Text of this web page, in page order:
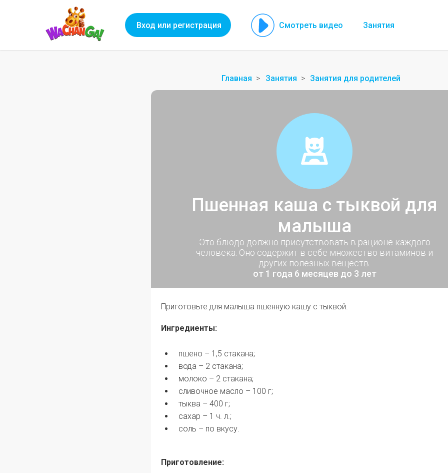
Вход или регистрация Смотреть видео Занятия
Главная Занятия Занятия для родителей
Пшенная каша с тыквой для
малыша
Это блюдо должно присутствовать в рационе каждого
человека. Оно содержит в себе множество витаминов и
других полезных веществ.
от 1 года 6 месяцев до 3 лет
Приготовьте для малыша пшенную кашу с тыквой.
Ингредиенты:
пшено – 1,5 стакана;
вода – 2 стакана;
молоко – 2 стакана;
сливочное масло – 100 г;
тыква – 400 г;
сахар – 1 ч. л.;
соль – по вкусу.
Приготовление: